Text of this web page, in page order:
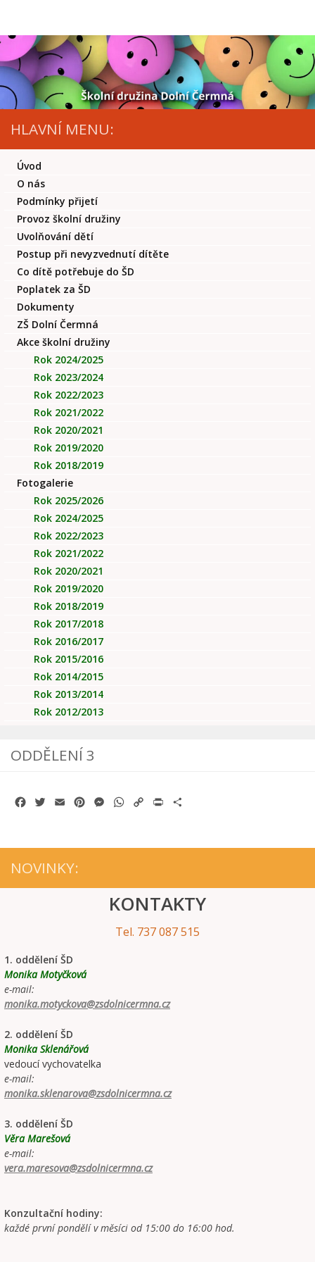
ODDĚLENÍ 3
FacebookTwitterEmail PinterestMessenger
WhatsApp
Copy
Print
HLAVNÍ MENU:
Úvod
O nás
Podmínky přijetí
Provoz školní družiny
Uvolňování dětí
Postup při nevyzvednutí dítěte
Co dítě potřebuje do ŠD
Poplatek za ŠD
Dokumenty
ZŠ Dolní Čermná
Akce školní družiny
Rok 2024/2025
Rok 2023/2024
Rok 2022/2023
Rok 2021/2022
Rok 2020/2021
Rok 2019/2020
Rok 2018/2019
Fotogalerie
Rok 2025/2026
Rok 2024/2025
Rok 2022/2023
Rok 2021/2022
Rok 2020/2021
Rok 2019/2020
Rok 2018/2019
Rok 2017/2018
Rok 2016/2017
Rok 2015/2016
Rok 2014/2015
Rok 2013/2014
Rok 2012/2013
NOVINKY:
KONTAKTY
Tel. 737 087 515
1. oddělení ŠD
Monika Motyčková
e-mail:
monika.motyckova@zsdolnicermna.cz
2. oddělení ŠD
Monika Sklenářová
vedoucí vychovatelka
e-mail:
monika.sklenarova@zsdolnicermna.cz
3. oddělení ŠD
Věra Marešová
e-mail:
vera.maresova@zsdolnicermna.cz
Konzultační hodiny:
každé první pondělí v měsíci od 15:00 do 16:00 hod.